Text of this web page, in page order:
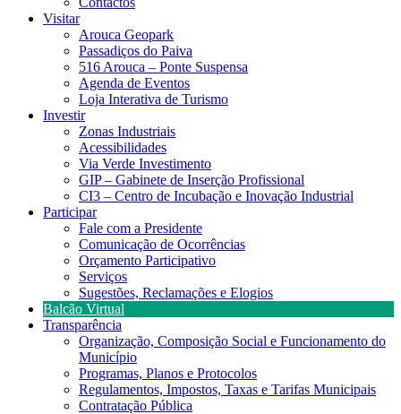
Visitar
Arouca Geopark
Passadiços do Paiva
516 Arouca – Ponte Suspensa
Agenda de Eventos
Loja Interativa de Turismo
Investir
Zonas Industriais
Acessibilidades
Via Verde Investimento
GIP – Gabinete de Inserção Profissional
CI3 – Centro de Incubação e Inovação Industrial
Participar
Fale com a Presidente
Comunicação de Ocorrências
Orçamento Participativo
Serviços
Sugestões, Reclamações e Elogios
Balcão Virtual
Transparência
Organização, Composição Social e Funcionamento do
Município
Programas, Planos e Protocolos
Regulamentos, Impostos, Taxas e Tarifas Municipais
Contratação Pública